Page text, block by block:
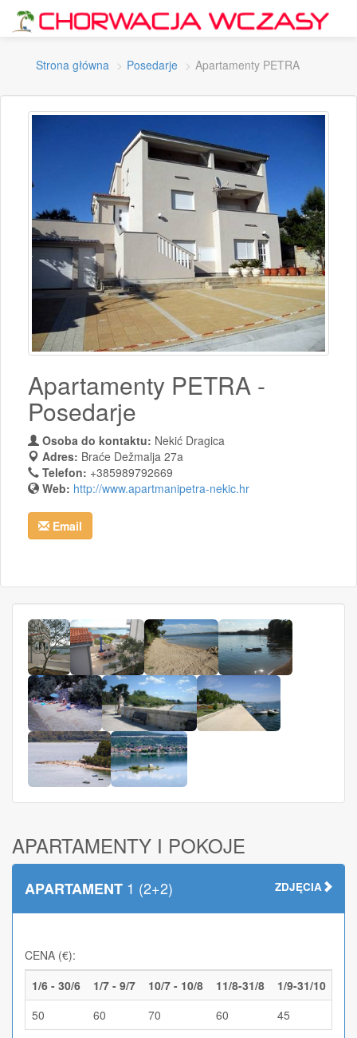
Strona główna Posedarje Apartamenty PETRA
Apartamenty PETRA -
Posedarje
Osoba do kontaktu: Nekić Dragica
Adres: Braće Dežmalja 27a
Telefon: +385989792669
Web: http://www.apartmanipetra-nekic.hr
Email
APARTAMENTY I POKOJE
APARTAMENT 1 (2+2) ZDJĘCIA
CENA (€):
1/6 - 30/6
1/7 - 9/7 10/7 - 10/8 11/8-31/8
1/9-31/10
50
60 70 60 45